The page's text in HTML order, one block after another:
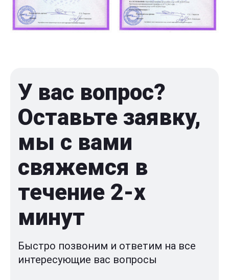
У вас вопрос?
Оставьте заявку,
мы с вами
свяжемся в
течение 2-x
минут
Быстро позвоним и ответим на все
интересующие вас вопросы